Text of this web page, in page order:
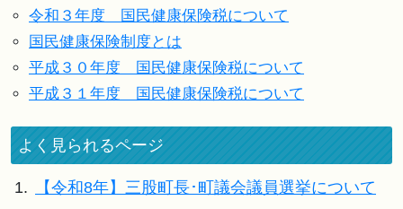
令和３年度 国民健康保険税について
国民健康保険制度とは
平成３０年度 国民健康保険税について
平成３１年度 国民健康保険税について
よく見られるページ
1.
【令和8年】三股町長･町議会議員選挙について